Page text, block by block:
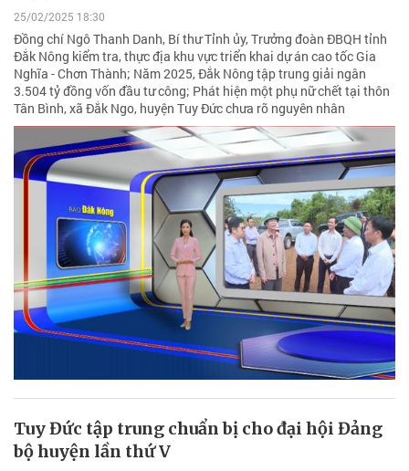
25/02/2025 18:30
Đồng chí Ngô Thanh Danh, Bí thư Tỉnh ủy, Trưởng đoàn ĐBQH tỉnh
Đắk Nông kiểm tra, thực địa khu vực triển khai dự án cao tốc Gia
Nghĩa - Chơn Thành; Năm 2025, Đắk Nông tập trung giải ngân
3.504 tỷ đồng vốn đầu tư công; Phát hiện một phụ nữ chết tại thôn
Tân Bình, xã Đắk Ngo, huyện Tuy Đức chưa rõ nguyên nhân
Tuy Đức tập trung chuẩn bị cho đại hội Đảng
bộ huyện lần thứ V